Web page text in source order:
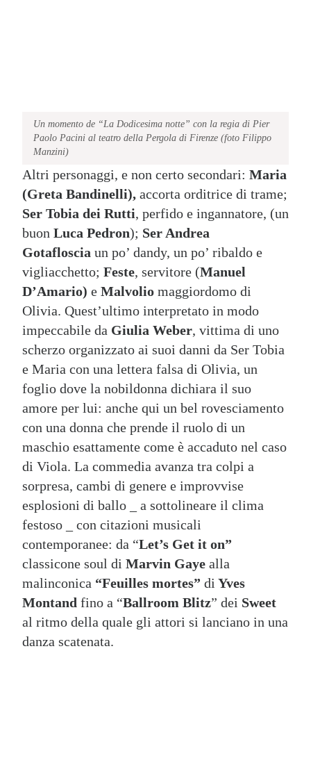
Un momento de “La Dodicesima notte” con la regia di Pier
Paolo Pacini al teatro della Pergola di Firenze (foto Filippo
Manzini)
Altri personaggi, e non certo secondari: Maria
(Greta Bandinelli), accorta orditrice di trame;
Ser Tobia dei Rutti, perfido e ingannatore, (un
buon Luca Pedron); Ser Andrea
Gotafloscia un po’ dandy, un po’ ribaldo e
vigliacchetto; Feste, servitore (Manuel
D’Amario) e Malvolio maggiordomo di
Olivia. Quest’ultimo interpretato in modo
impeccabile da Giulia Weber, vittima di uno
scherzo organizzato ai suoi danni da Ser Tobia
e Maria con una lettera falsa di Olivia, un
foglio dove la nobildonna dichiara il suo
amore per lui: anche qui un bel rovesciamento
con una donna che prende il ruolo di un
maschio esattamente come è accaduto nel caso
di Viola. La commedia avanza tra colpi a
sorpresa, cambi di genere e improvvise
esplosioni di ballo _ a sottolineare il clima
festoso _ con citazioni musicali
contemporanee: da “Let’s Get it on”
classicone soul di Marvin Gaye alla
malinconica “Feuilles mortes” di Yves
Montand fino a “Ballroom Blitz” dei Sweet
al ritmo della quale gli attori si lanciano in una
danza scatenata.